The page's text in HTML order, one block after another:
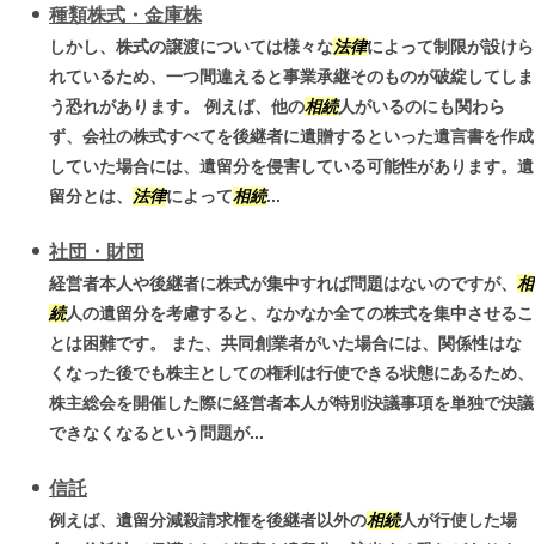
種類株式・金庫株
しかし、株式の譲渡については様々な法律によって制限が設けら
れているため、一つ間違えると事業承継そのものが破綻してしま
う恐れがあります。 例えば、他の相続人がいるのにも関わら
ず、会社の株式すべてを後継者に遺贈するといった遺言書を作成
していた場合には、遺留分を侵害している可能性があります。遺
留分とは、 法律によって相続...
社団・財団
経営者本人や後継者に株式が集中すれば問題はないのですが、 相
続人の遺留分を考慮すると、なかなか全ての株式を集中させるこ
とは困難です。 また、共同創業者がいた場合には、関係性はな
くなった後でも株主としての権利は行使できる状態にあるため、
株主総会を開催した際に経営者本人が特別決議事項を単独で決議
できなくなるという問題が...
信託
例えば、遺留分減殺請求権を後継者以外の相続人が行使した場